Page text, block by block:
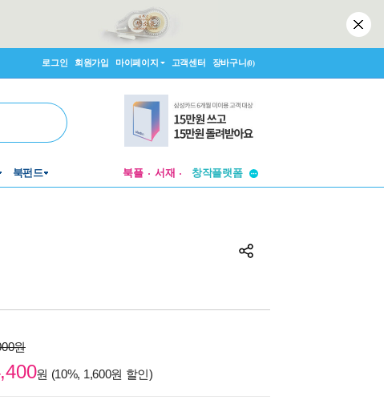
로그인 회원가입 마이페이지 고객센터 장바구니(0)
북펀드 북플 서재
창작플랫폼
원
원 (10%, 1,600원 할인)